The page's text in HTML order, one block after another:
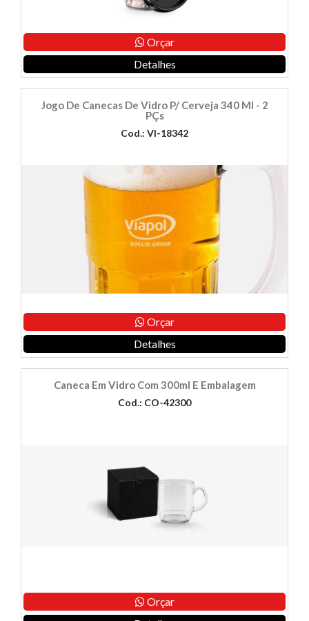
Orçar
Detalhes
Jogo De Canecas De Vidro P/ Cerveja 340 Ml - 2
PÇs
Cod.: VI-18342
Orçar
Detalhes
Caneca Em Vidro Com 300ml E Embalagem
Cod.: CO-42300
Orçar